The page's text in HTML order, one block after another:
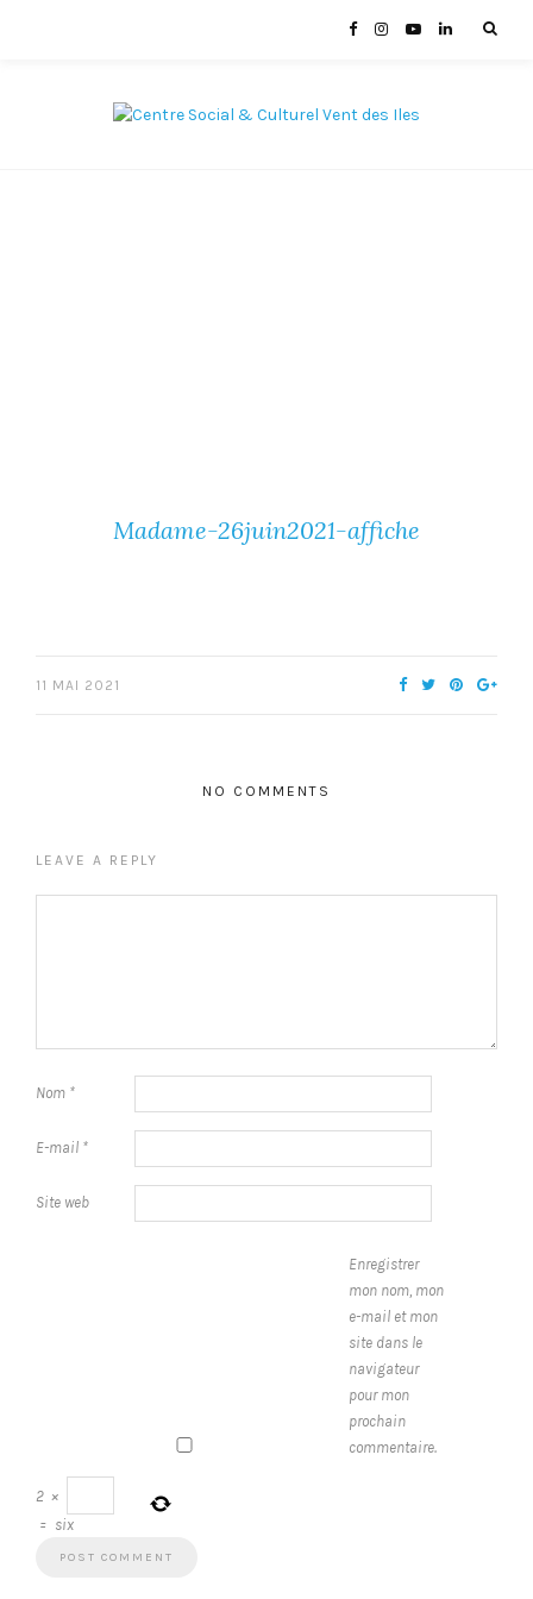
Madame-26juin2021-affiche
11 MAI 2021
NO COMMENTS
LEAVE A REPLY
Nom *
E-mail *
Site web
Enregistrer
mon nom, mon
e-mail et mon
site dans le
navigateur
pour mon
prochain
commentaire.
2 ×
= six